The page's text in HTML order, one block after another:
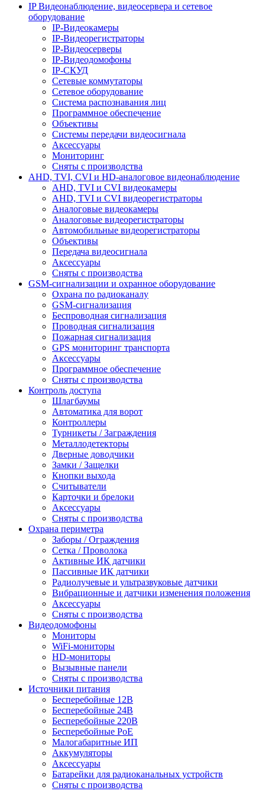
IP Видеонаблюдение, видеосервера и сетевое
оборудование
IP-Видеокамеры
IP-Видеорегистраторы
IP-Видеосерверы
IP-Видеодомофоны
IP-СКУД
Сетевые коммутаторы
Сетевое оборудование
Система распознавания лиц
Программное обеспечение
Объективы
Системы передачи видеосигнала
Аксессуары
Мониторинг
Сняты с производства
AHD, TVI, CVI и HD-аналоговое видеонаблюдение
AHD, TVI и CVI видеокамеры
AHD, TVI и CVI видеорегистраторы
Аналоговые видеокамеры
Аналоговые видеорегистраторы
Автомобильные видеорегистраторы
Объективы
Передача видеосигнала
Аксессуары
Сняты с производства
GSM-сигнализации и охранное оборудование
Охрана по радиоканалу
GSM-сигнализация
Беспроводная сигнализация
Проводная сигнализация
Пожарная сигнализация
GPS мониторинг транспорта
Аксессуары
Программное обеспечение
Сняты с производства
Контроль доступа
Шлагбаумы
Автоматика для ворот
Контроллеры
Турникеты / Заграждения
Металлодетекторы
Дверные доводчики
Замки / Защелки
Кнопки выхода
Считыватели
Карточки и брелоки
Аксессуары
Сняты с производства
Охрана периметра
Заборы / Ограждения
Сетка / Проволока
Активные ИК датчики
Пассивные ИК датчики
Радиолучевые и ультразвуковые датчики
Вибрационные и датчики изменения положения
Аксессуары
Сняты с производства
Видеодомофоны
Мониторы
WiFi-мониторы
HD-мониторы
Вызывные панели
Сняты с производства
Источники питания
Бесперебойные 12В
Бесперебойные 24В
Бесперебойные 220В
Бесперебойные PoE
Малогабаритные ИП
Аккумуляторы
Аксессуары
Батарейки для радиоканальных устройств
Сняты с производства